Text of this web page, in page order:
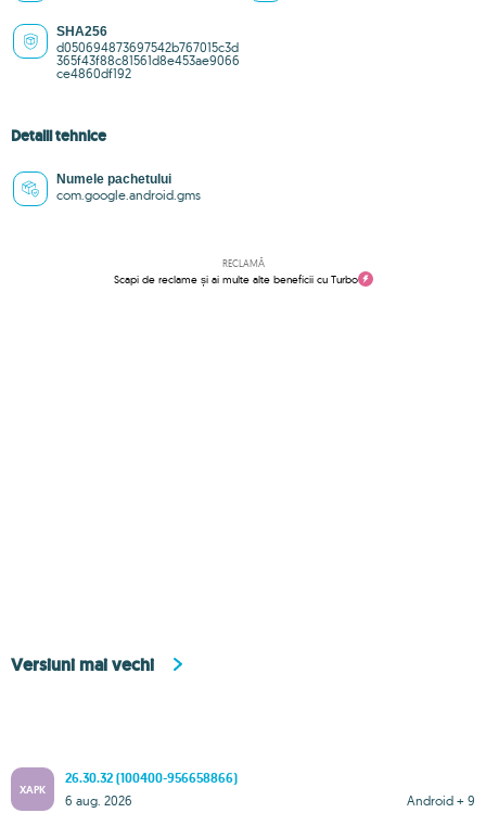
SHA256
d050694873697542b767015c3d
365f43f88c81561d8e453ae9066
ce4860df192
Detalii tehnice
Numele pachetului
com.google.android.gms
RECLAMĂ
Scapi de reclame și ai multe alte beneficii cu Turbo
Versiuni mai vechi
XAPK
26.30.32 (100400-956658866)
Android + 9
6 aug. 2026